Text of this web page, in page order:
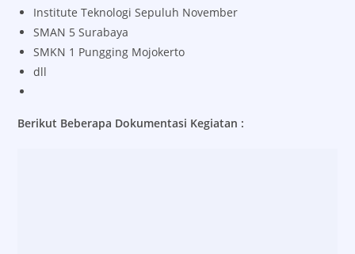
Institute Teknologi Sepuluh November
SMAN 5 Surabaya
SMKN 1 Pungging Mojokerto
dll
Berikut Beberapa Dokumentasi Kegiatan :